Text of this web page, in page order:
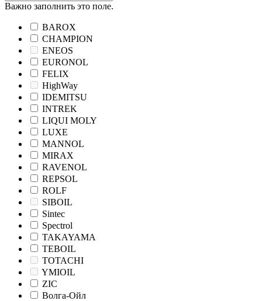
Важно заполнить это поле.
BAROX
CHAMPION
ENEOS
EURONOL
FELIX
HighWay
IDEMITSU
INTREK
LIQUI MOLY
LUXE
MANNOL
MIRAX
RAVENOL
REPSOL
ROLF
SIBOIL
Sintec
Spectrol
TAKAYAMA
TEBOIL
TOTACHI
YMIOIL
ZIC
Волга-Ойл